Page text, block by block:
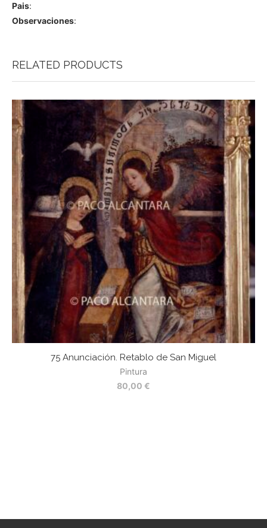
Pais:
Observaciones:
RELATED PRODUCTS
75 Anunciación. Retablo de San Miguel
Pintura
80,00 €